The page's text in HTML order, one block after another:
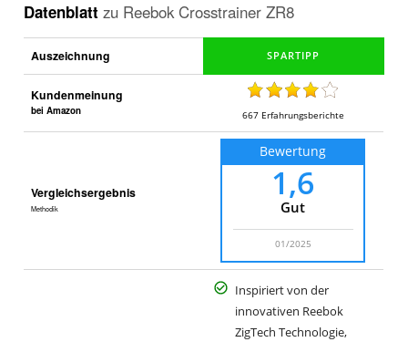
Datenblatt zu Reebok Crosstrainer ZR8
Auszeichnung
Kundenmeinung
bei Amazon 667 Erfahrungsberichte
Vergleichsergebnis
Methodik
Bewertung
1,6
Gut
01/2025
Inspiriert von der
innovativen Reebok
ZigTech Technologie,